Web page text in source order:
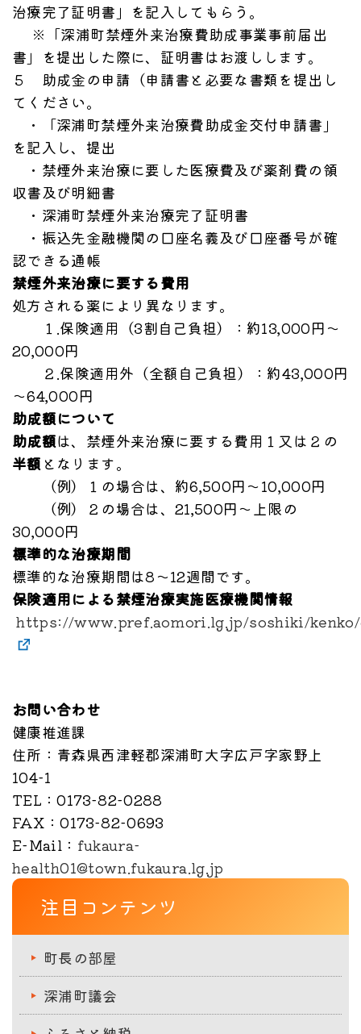
治療完了証明書」を記入してもらう。
※「深浦町禁煙外来治療費助成事業事前届出
書」を提出した際に、証明書はお渡しします。
５ 助成金の申請（申請書と必要な書類を提出し
てください。
・「深浦町禁煙外来治療費助成金交付申請書」
を記入し、提出
・禁煙外来治療に要した医療費及び薬剤費の領
収書及び明細書
・深浦町禁煙外来治療完了証明書
・振込先金融機関の口座名義及び口座番号が確
認できる通帳
禁煙外来治療に要する費用
処方される薬により異なります。
１.保険適用（3割自己負担）：約13,000円～
20,000円
２.保険適用外（全額自己負担）：約43,000円
～64,000円
助成額について
助成額は、禁煙外来治療に要する費用１又は２の
半額 となります。
（例）１の場合は、約6,500円～10,000円
（例）２の場合は、21,500円～上限の
30,000円
標準的な治療期間
標準的な治療期間は8～12週間です。
保険適用による禁煙治療実施医療機関情報
https://www.pref.aomori.lg.jp/soshiki/
お問い合わせ
健康推進課
住所 ：青森県西津軽郡深浦町大字広戸字家野上
104-1
TEL ：0173-82-0288
FAX ：0173-82-0693
E-Mail ： fukaura-
health01@town.fukaura.lg.jp
注目コンテンツ
町長の部屋
深浦町議会